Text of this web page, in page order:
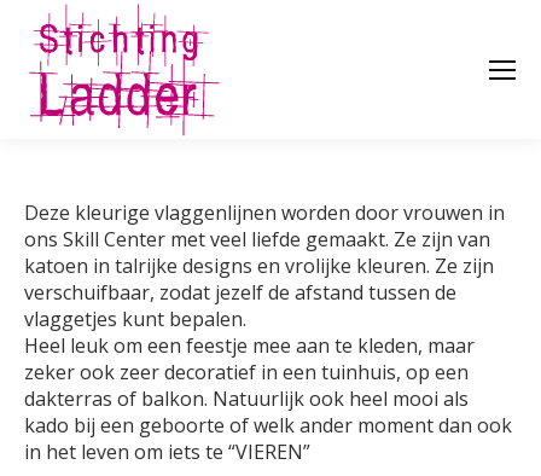
Deze kleurige vlaggenlijnen worden door vrouwen in
ons Skill Center met veel liefde gemaakt. Ze zijn van
katoen in talrijke designs en vrolijke kleuren. Ze zijn
verschuifbaar, zodat jezelf de afstand tussen de
vlaggetjes kunt bepalen.
Heel leuk om een feestje mee aan te kleden, maar
zeker ook zeer decoratief in een tuinhuis, op een
dakterras of balkon. Natuurlijk ook heel mooi als
kado bij een geboorte of welk ander moment dan ook
in het leven om iets te “VIEREN”